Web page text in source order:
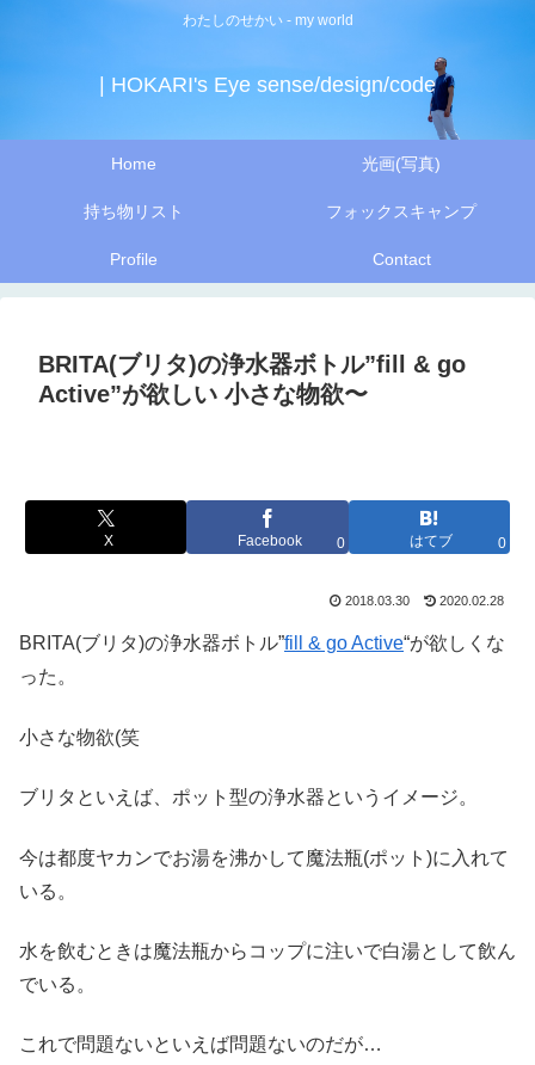
わたしのせかい - my world
| HOKARI's Eye sense/design/code
Home 光画(写真)
持ち物リスト フォックスキャンプ
Profile Contact
BRITA(ブリタ)の浄水器ボトル”fill & go
Active”が欲しい 小さな物欲〜
X Facebook 0 はてブ 0
2018.03.30 2020.02.28
BRITA(ブリタ)の浄水器ボトル”fill & go Active“が欲しくな
った。
小さな物欲(笑
ブリタといえば、ポット型の浄水器というイメージ。
今は都度ヤカンでお湯を沸かして魔法瓶(ポット)に入れて
いる。
水を飲むときは魔法瓶からコップに注いで白湯として飲ん
でいる。
これで問題ないといえば問題ないのだが…